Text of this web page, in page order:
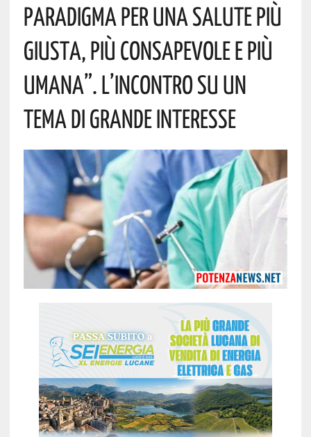
Paradigma Per Una Salute Più
Giusta, Più Consapevole E Più
Umana”. L’incontro Su Un
Tema Di Grande Interesse